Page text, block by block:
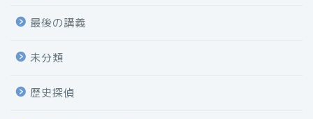
最後の講義
未分類
歴史探偵